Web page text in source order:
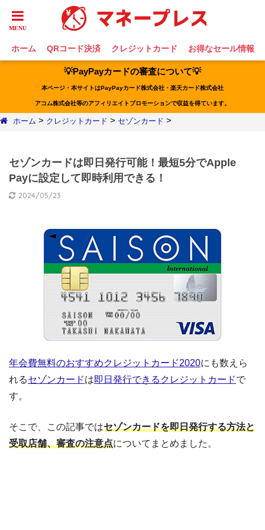
ホーム QRコード決済 クレジットカード お得なセール情報
💡PayPayカードの審査について💡
本ページ・本サイトはPayPayカード株式会社・楽天カード株式会社
アコム株式会社等のアフィリエイトプロモーションで収益を得ています。
ホーム > クレジットカード > セゾンカード >
セゾンカードは即日発行可能！最短5分でApple
Payに設定して即時利用できる！
2024/05/23
年会費無料のおすすめクレジットカード2020にも数えら
れるセゾンカードは即日発行できるクレジットカードで
す。
そこで、この記事ではセゾンカードを即日発行する方法と
受取店舗、審査の注意点についてまとめました。